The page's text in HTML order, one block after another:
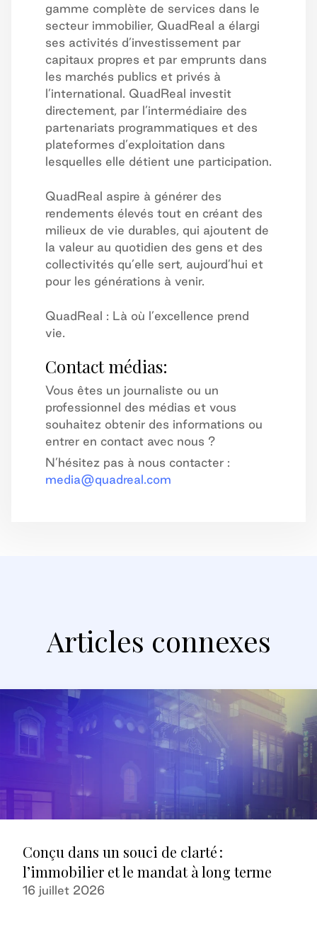
gamme complète de services dans le
secteur immobilier, QuadReal a élargi
ses activités d’investissement par
capitaux propres et par emprunts dans
les marchés publics et privés à
l’international. QuadReal investit
directement, par l’intermédiaire des
partenariats programmatiques et des
plateformes d’exploitation dans
lesquelles elle détient une participation.
QuadReal aspire à générer des
rendements élevés tout en créant des
milieux de vie durables, qui ajoutent de
la valeur au quotidien des gens et des
collectivités qu’elle sert, aujourd’hui et
pour les générations à venir.
QuadReal : Là où l’excellence prend
vie.
Contact médias:
Vous êtes un journaliste ou un
professionnel des médias et vous
souhaitez obtenir des informations ou
entrer en contact avec nous ?
N’hésitez pas à nous contacter :
media@quadreal.com
Articles connexes
Conçu dans un souci de clarté :
l’immobilier et le mandat à long terme
16 juillet 2026